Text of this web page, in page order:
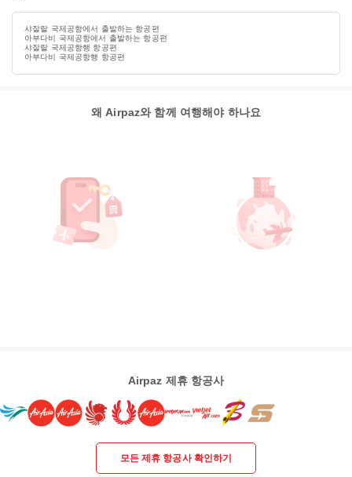
샤잘랄 국제공항에서 출발하는 항공편
아부다비 국제공항에서 출발하는 항공편
샤잘랄 국제공항행 항공편
아부다비 국제공항행 항공편
왜 Airpaz와 함께 여행해야 하나요
Airpaz 제휴 항공사
모든 제휴 항공사 확인하기